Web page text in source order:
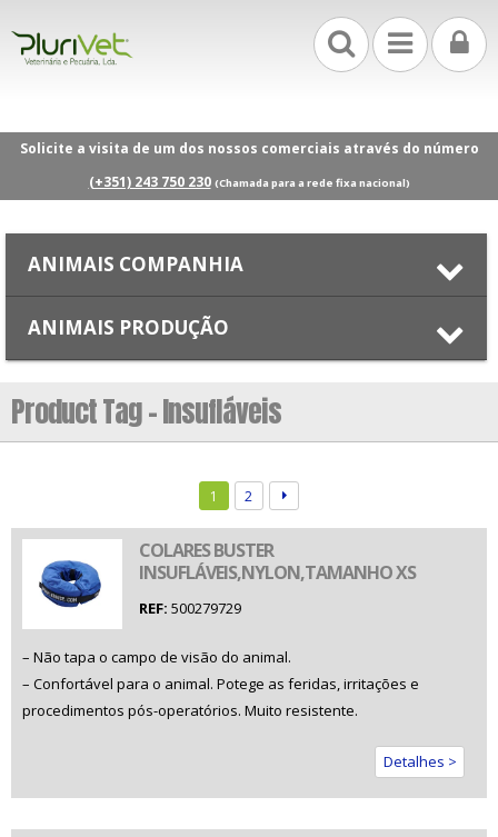
Solicite a visita de um dos nossos comerciais através do número
(+351) 243 750 230 (Chamada para a rede fixa nacional)
ANIMAIS COMPANHIA
ANIMAIS PRODUÇÃO
Product Tag - Insufláveis
1 2
COLARES BUSTER
INSUFLÁVEIS,NYLON,TAMANHO XS
REF: 500279729
– Não tapa o campo de visão do animal.
– Confortável para o animal. Potege as feridas, irritações e
procedimentos pós-operatórios. Muito resistente.
Detalhes >